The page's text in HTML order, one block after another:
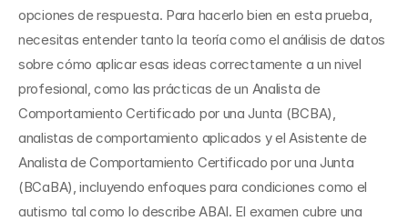
opciones de respuesta. Para hacerlo bien en esta prueba,
necesitas entender tanto la teoría como el análisis de datos
sobre cómo aplicar esas ideas correctamente a un nivel
profesional, como las prácticas de un Analista de
Comportamiento Certificado por una Junta (BCBA),
analistas de comportamiento aplicados y el Asistente de
Analista de Comportamiento Certificado por una Junta
(BCaBA), incluyendo enfoques para condiciones como el
autismo tal como lo describe ABAI. El examen cubre una